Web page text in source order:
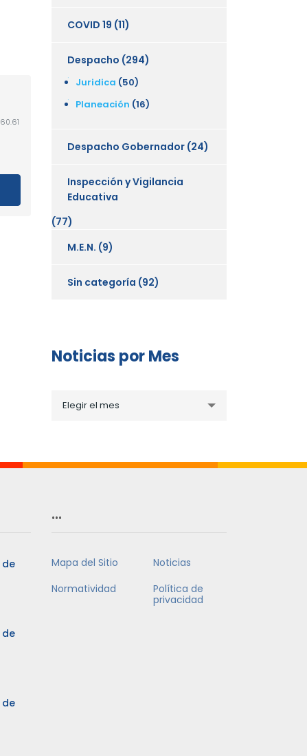
COVID 19 (11)
Despacho (294)
Juridica (50)
Planeación (16)
Despacho Gobernador (24)
Inspección y Vigilancia
Educativa
(77)
M.E.N. (9)
Sin categoría (92)
Noticias por Mes
porElegir el mes
de
de
de
…
Mapa del Sitio
Noticias
Normatividad
Política de
privacidad